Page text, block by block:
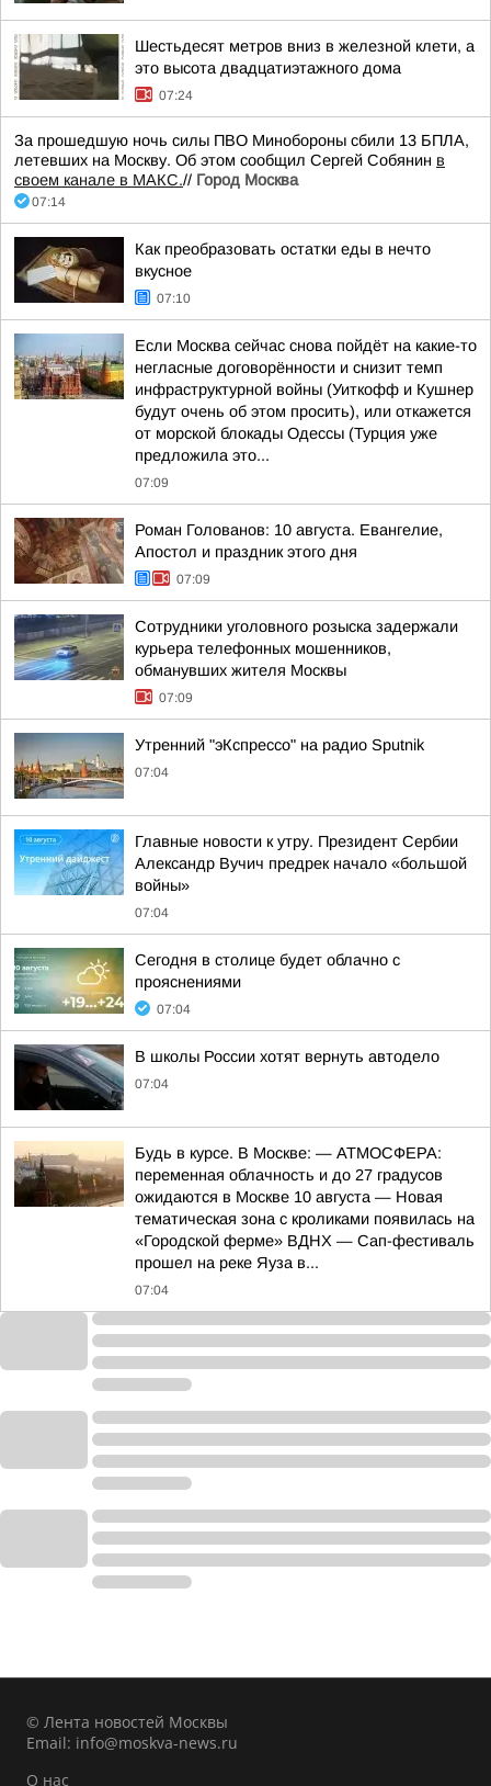
Шестьдесят метров вниз в железной клети, а
это высота двадцатиэтажного дома
07:24
За прошедшую ночь силы ПВО Минобороны сбили 13 БПЛА,
летевших на Москву. Об этом сообщил Сергей Собянин в
своем канале в МАКС.// Город Москва
07:14
Как преобразовать остатки еды в нечто
вкусное
07:10
Если Москва сейчас снова пойдёт на какие-то
негласные договорённости и снизит темп
инфраструктурной войны (Уиткофф и Кушнер
будут очень об этом просить), или откажется
от морской блокады Одессы (Турция уже
предложила это...
07:09
Роман Голованов: 10 августа. Евангелие,
Апостол и праздник этого дня
07:09
Сотрудники уголовного розыска задержали
курьера телефонных мошенников,
обманувших жителя Москвы
07:09
Утренний "эКспрессо" на радио Sputnik
07:04
Главные новости к утру. Президент Сербии
Александр Вучич предрек начало «большой
войны»
07:04
Сегодня в столице будет облачно с
прояснениями
07:04
В школы России хотят вернуть автодело
07:04
Будь в курсе. В Москве: — АТМОСФЕРА:
переменная облачность и до 27 градусов
ожидаются в Москве 10 августа — Новая
тематическая зона с кроликами появилась на
«Городской ферме» ВДНХ — Сап-фестиваль
прошел на реке Яуза в...
07:04
© Лента новостей Москвы
Email: info@moskva-news.ru
О нас